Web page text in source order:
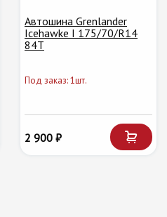
Автошина Grenlander
Icehawke I 175/70/R14
84T
Под заказ: 1шт.
2 900 ₽